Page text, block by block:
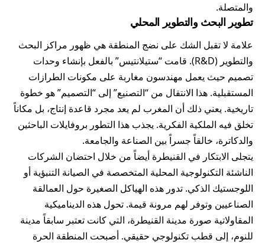
والمتصلة.
تطوير البحث والتطوير المحلي
علامة لا تقبل الشك على نضج المنطقة هي ظهور مراكز البحث
والتطوير (R&D). قامت “ستيلانتيس” بالفعل بإنشاء وحدات
تصميم حيث يعمل مهندسون مغاربة على مكونات الطرازات
المستقبلية. هذا الانتقال من “التصنيع” إلى “التصميم” هو خطوة
تاريخية. يعني ذلك أن المغرب لم يعد مجرد قاعدة إنتاج، بل مكاناً
تخلق فيه الملكية الفكرية. يجذب هذا التطور بروفايلات الباحثين
والدكاترة، خالقاً جسراً بين الصناعة والجامعة.
يتجلى الابتكار في القنيطرة أيضاً من خلال احتضان الشركات
الناشئة التكنولوجية المحلية المتخصصة في الصيانة التنبؤية أو
اللوجستيك الذكي. تدور هذه الهياكل الصغيرة حول العمالقة
الصناعيين وتوفر لهم مرونة قيمة. تحول هذه الديناميكية
المقاولاتية صورة مدينة القنيطرة، التي كانت تعتبر سابقاً مدينة
للنوم، إلى قطب تكنولوجي حقيقي. أصبحت المنطقة الحرة